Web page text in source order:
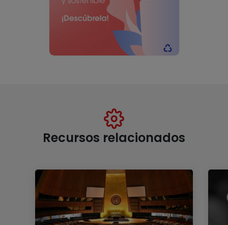
Recursos relacionados